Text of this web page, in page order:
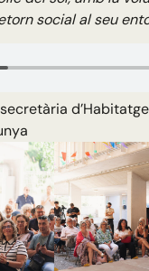
social al seu